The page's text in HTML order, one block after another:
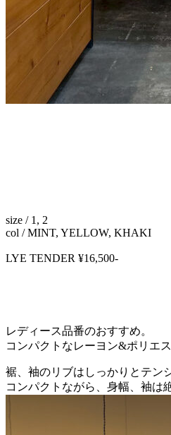
size / 1, 2
col / MINT, YELLOW, KHAKI
LYE TENDER ¥16,500-
レディース品番のおすすめ。
コンパクトなレーヨン&ポリエ
裾、袖のリブはしっかりとテン
コンパクトながら、身幅、袖は